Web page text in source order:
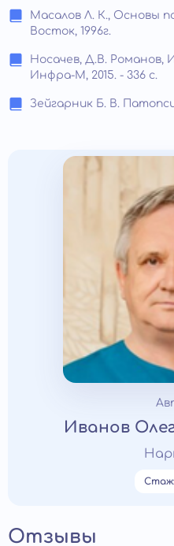
Масалов Л. К., Основы
Восток, 1996г.
Носачев, Д.В. Романов,
Инфра-М, 2015. - 336 c.
Зейгарник Б. В.
Иванов
Стаж:
Отзывы